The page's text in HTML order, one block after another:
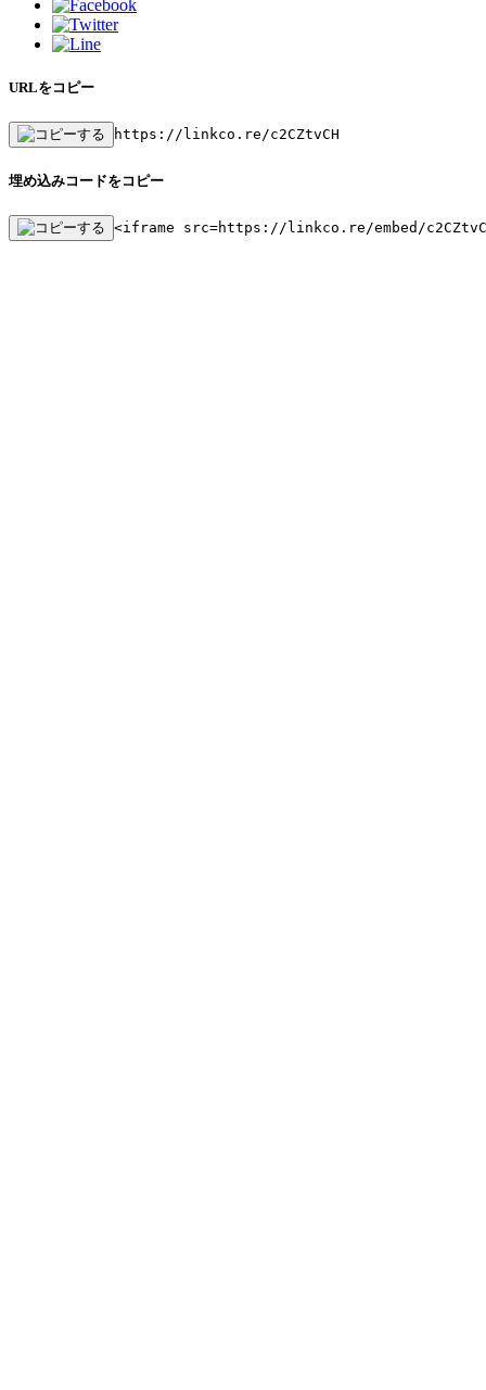
URLをコピー
https://linkco.re/c2CZtvCH
埋め込みコードをコピー
<iframe src=https://linkco.re/embed/